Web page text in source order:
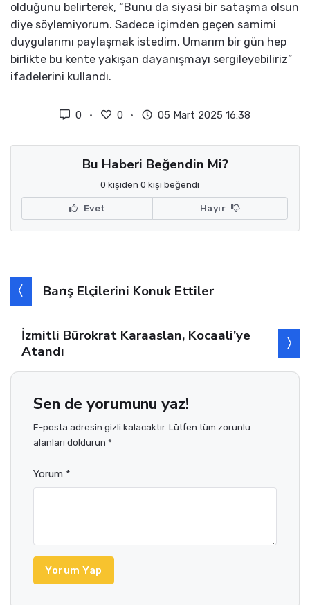
olduğunu belirterek, “Bunu da siyasi bir sataşma olsun
diye söylemiyorum. Sadece içimden geçen samimi
duygularımı paylaşmak istedim. Umarım bir gün hep
birlikte bu kente yakışan dayanışmayı sergileyebiliriz”
ifadelerini kullandı.
0 0 05 Mart 2025 16:38
Bu Haberi Beğendin Mi?
0 kişiden 0 kişi beğendi
Evet Hayır
Barış Elçilerini Konuk Ettiler
İzmitli Bürokrat Karaaslan, Kocaali’ye
Atandı
Sen de yorumunu yaz!
E-posta adresin gizli kalacaktır. Lütfen tüm zorunlu
alanları doldurun *
Yorum *
Yorum Yap